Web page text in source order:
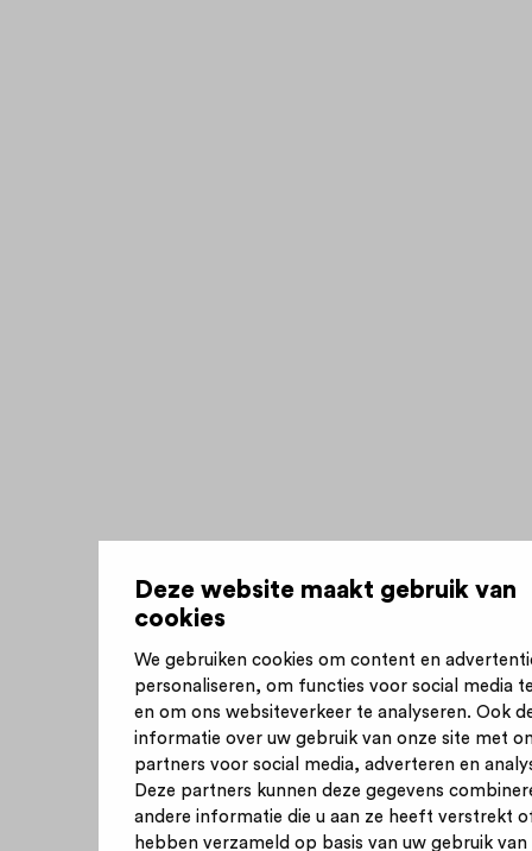
Deze website maakt gebruik van
cookies
We gebruiken cookies om content en
personaliseren, om functies voor social media
en om ons websiteverkeer te analyseren. Ook
informatie over uw gebruik van onze site met
partners voor social media, adverteren en
Deze partners kunnen deze gegevens
andere informatie die u aan ze heeft verstrekt
hebben verzameld op basis van uw gebruik van